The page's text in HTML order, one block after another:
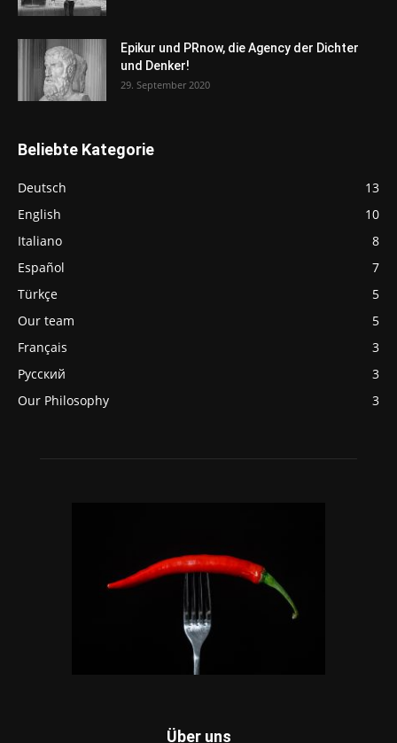
Epikur und PRnow, die Agency der Dichter
und Denker!
29. September 2020
Beliebte Kategorie
Deutsch
13
English
10
Italiano
8
Español
7
Türkçe
5
Our team
5
Français
3
Русский
3
Our Philosophy
3
Über uns